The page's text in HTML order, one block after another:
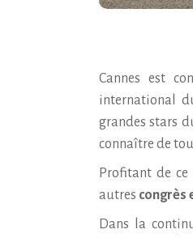
Cannes est
international
grandes stars
connaître de
Profitant de ce
autres congrès
Dans la